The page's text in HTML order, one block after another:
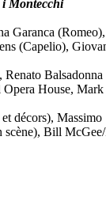
Montecchi
Garanca
(Capelio),
Balsadonna
House,
décors), Massimo
scène), Bill